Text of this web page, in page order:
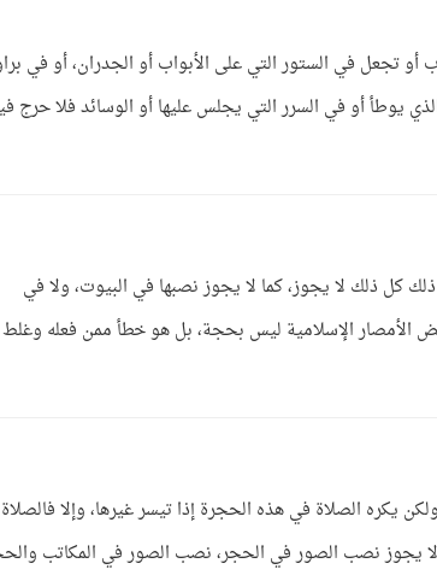
تجعل في الستور التي على الأبواب أو الجدران، أو في
يوطأ أو في السرر التي يجلس عليها أو الوسائد فلا حرج
كل ذلك لا يجوز، كما لا يجوز نصبها في البيوت، ولا في
الأمصار الإسلامية ليس بحجة، بل هو خطأ ممن فعله وغلط
يكره الصلاة في هذه الحجرة إذا تيسر غيرها، وإلا فالصلاة
يجوز نصب الصور في الحجر، نصب الصور في المكاتب